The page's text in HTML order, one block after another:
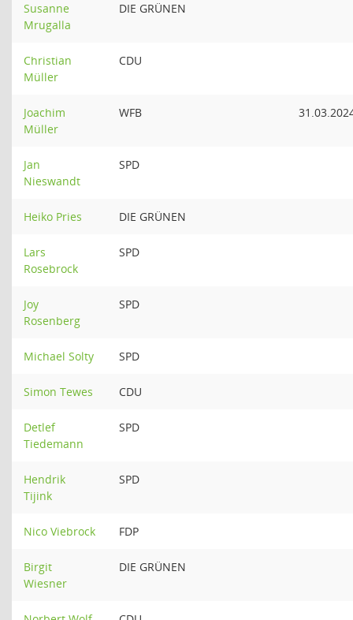
Susanne
Mrugalla
DIE GRÜNEN
Christian
Müller
CDU
Joachim
Müller
WFB
Jan
Nieswandt
SPD
Heiko Pries DIE GRÜNEN
Lars
Rosebrock
SPD
Joy
Rosenberg
SPD
Michael Solty SPD
Simon Tewes CDU
Detlef
Tiedemann
SPD
Hendrik
Tijink
SPD
Nico Viebrock FDP
Birgit
Wiesner
DIE GRÜNEN